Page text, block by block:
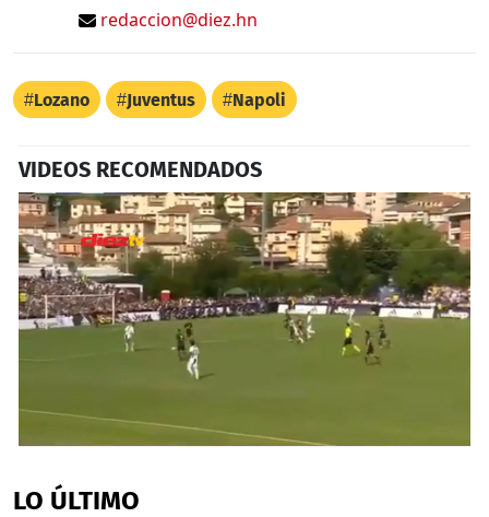
redaccion@diez.hn
Lozano Juventus Napoli
VIDEOS RECOMENDADOS
of
2
LO ÚLTIMO